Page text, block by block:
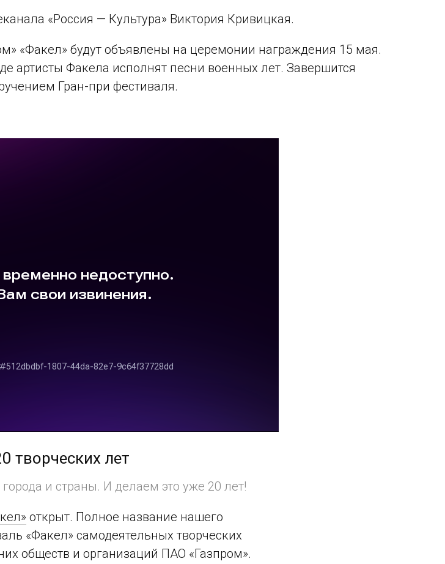
«Россия — Культура» Виктория Кривицкая.
«Факел» будут объявлены на церемонии награждения 15 мая.
артисты Факела исполнят песни военных лет. Завершится
Гран-при фестиваля.
творческих лет
и страны. И делаем это уже 20 лет!
открыт. Полное название нашего
«Факел» самодеятельных творческих
обществ и организаций ПАО «Газпром».